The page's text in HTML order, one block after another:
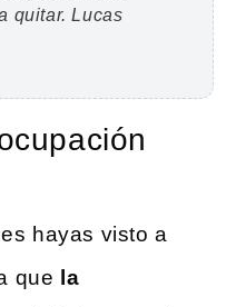
quitar. Lucas
hayas visto a
que
la